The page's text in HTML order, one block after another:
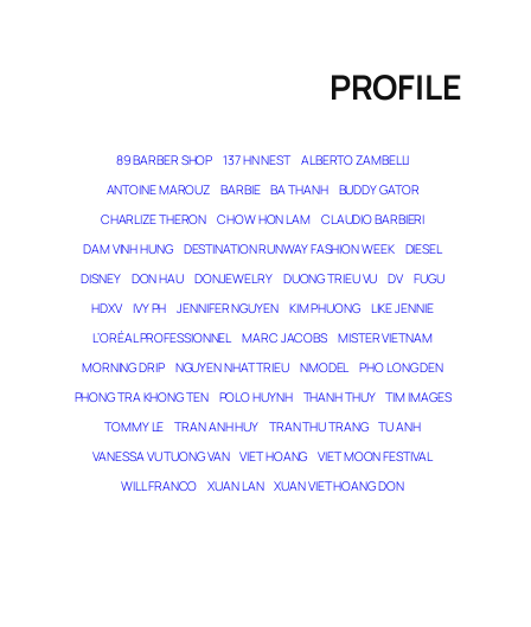
PROFILE
89 BARBER SHOP 137 HN NEST
ALBERTO ZAMBELLI
ANTOINE MAROUZ
BARBIE BA THANH
BUDDY GATOR
CHARLIZE THERON
CHOW HON LAM
CLAUDIO BARBIERI
DAM VINH HUNG
DESTINATION RUNWAY FASHION WEEK
DIESEL
DISNEY
DON HAU DONJEWELRY DUONG TRIEU VU DV
FUGU
HDXV
IVY PH JENNIFER NGUYEN KIM PHUONG
LIKE JENNIE
L’ORÉAL PROFESSIONNEL
MARC JACOBS
MISTER VIETNAM
MORNING DRIP
NGUYEN NHAT TRIEU NMODEL
PHO LONG DEN
PHONG TRA KHONG TEN
POLO HUYNH THANH THUY
TIM IMAGES
TOMMY LE
TRAN ANH HUY TRAN THU TRANG
TU ANH
VANESSA VU TUONG VAN
VIET HOANG
VIET MOON FESTIVAL
WILL FRANCO
XUAN LAN XUAN VIET HOANG DON